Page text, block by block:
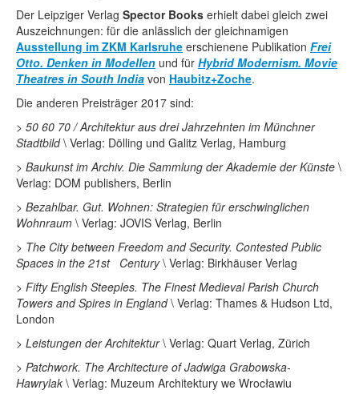
Der Leipziger Verlag Spector Books erhielt dabei gleich zwei
Auszeichnungen: für die anlässlich der gleichnamigen
Ausstellung im ZKM Karlsruhe erschienene Publikation Frei
Otto. Denken in Modellen und für Hybrid Modernism. Movie
Theatres in South India von Haubitz+Zoche.
Die anderen Preisträger 2017 sind:
> 50 60 70 / Architektur aus drei Jahrzehnten im Münchner
Stadtbild \ Verlag: Dölling und Galitz Verlag, Hamburg
> Baukunst im Archiv. Die Sammlung der Akademie der Künste \
Verlag: DOM publishers, Berlin
> Bezahlbar. Gut. Wohnen: Strategien für erschwinglichen
Wohnraum \ Verlag: JOVIS Verlag, Berlin
> The City between Freedom and Security. Contested Public
Spaces in the 21st Century\ Verlag: Birkhäuser Verlag
> Fifty English Steeples. The Finest Medieval Parish Church
Towers and Spires in England\ Verlag: Thames & Hudson Ltd,
London
> Leistungen der Architektur\ Verlag: Quart Verlag, Zürich
> Patchwork. The Architecture of Jadwiga Grabowska-
Hawrylak \ Verlag: Muzeum Architektury we Wrocławiu